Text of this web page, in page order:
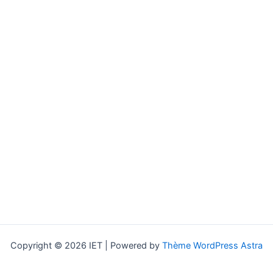
Copyright © 2026 IET | Powered by Thème WordPress Astra